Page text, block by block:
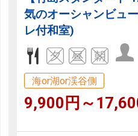
気のオーシャンビュ
レ付和室)
海or湖or渓谷側
9,900円～